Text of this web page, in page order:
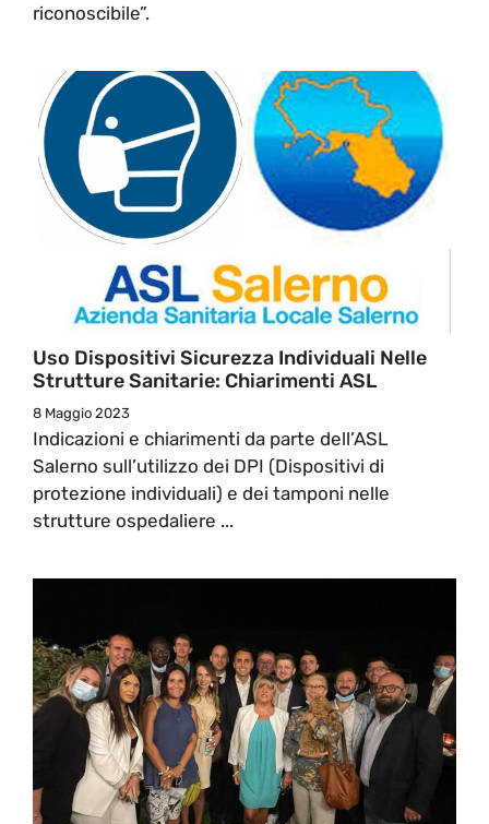
riconoscibile”.
Uso Dispositivi Sicurezza Individuali Nelle
Strutture Sanitarie: Chiarimenti ASL
8 Maggio 2023
Indicazioni e chiarimenti da parte dell’ASL
Salerno sull’utilizzo dei DPI (Dispositivi di
protezione individuali) e dei tamponi nelle
strutture ospedaliere ...